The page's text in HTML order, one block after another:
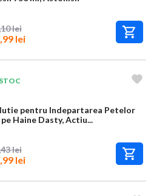
lei
lei
pentru Indepartarea Petelor
pe Haine Dasty, Actiu...
lei
lei